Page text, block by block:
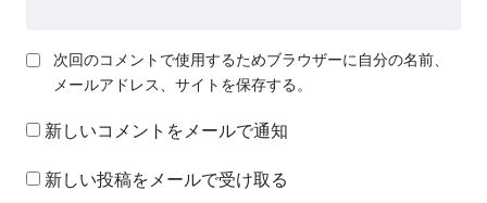
次回のコメントで使用するためブラウザーに自分の名前、
メールアドレス、サイトを保存する。
新しいコメントをメールで通知
新しい投稿をメールで受け取る